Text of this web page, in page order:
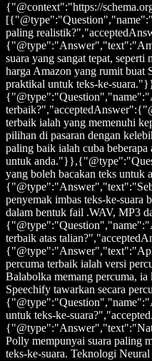
{"@context":"https://
paling
suara yang sangat tepat, seperti
harga Amazon yang rumit buat
praktikal untuk teks-ke-
terbaik ialah yang memenuhi
pilihan di pasaran dengan
paling baik ialah cuba
untuk
yang boleh bacakan teks untuk
penyemak imbas teks-ke-suara
dalam bentuk fail .WAV, MP3
terbaik atas
percuma terbaik ialah versi
Balabolka memang percuma,
Speechify tawarkan secara
untuk teks-ke-
Polly mempunyai suara paling
teks-ke-suara. Teknologi